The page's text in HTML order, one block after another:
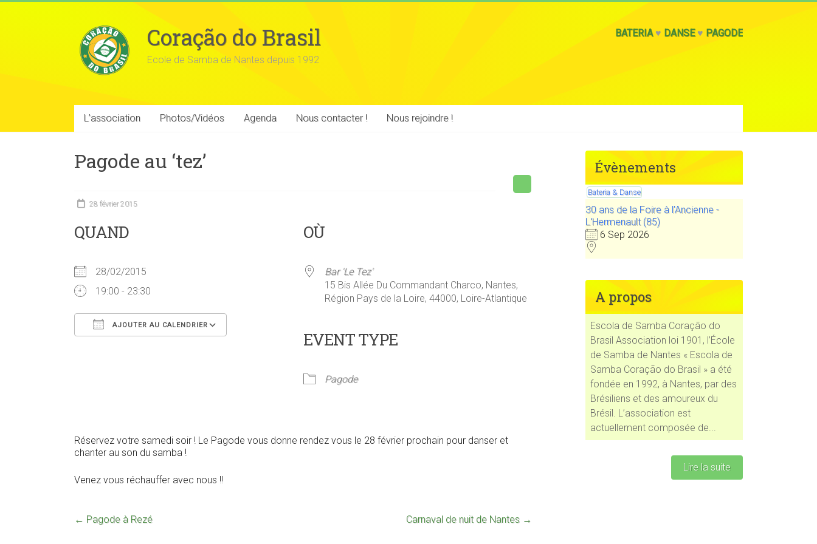
Coração do Brasil
Ecole de Samba de Nantes depuis 1992
BATERIA♥ DANSE♥ PAGODE
L’association Photos/Vidéos Agenda Nous contacter ! Nous rejoindre !
Pagode au ‘tez’
28 février 2015
QUAND
28/02/2015
19:00 - 23:30
AJOUTER AU CALENDRIER
Calendrier Google iCalendar Outlook Live
OÙ
Bar 'Le Tez'
15 Bis Allée Du Commandant Charco, Nantes,
Région Pays de la Loire, 44000, Loire-Atlantique
EVENT TYPE
Pagode
Réservez votre samedi soir ! Le Pagode vous donne rendez vous le 28 février prochain pour danser et
chanter au son du samba !
Venez vous réchauffer avec nous !!
← Pagode à Rezé Carnaval de nuit de Nantes →
Évènements
Bateria & Danse
30 ans de la Foire à l'Ancienne -
L'Hermenault (85)
6 Sep 2026
A propos
Escola de Samba Coração do
Brasil Association loi 1901, l’École
de Samba de Nantes « Escola de
Samba Coração do Brasil » a été
fondée en 1992, à Nantes, par des
Brésiliens et des amoureux du
Brésil. L’association est
actuellement composée de...
Lire la suite